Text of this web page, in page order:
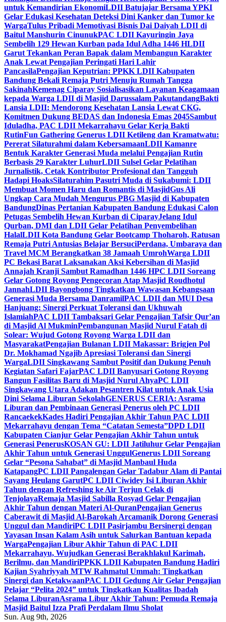
untuk Kemandirian EkonomiLDII Batujajar Bersama YPKI
Gelar Edukasi Kesehatan Deteksi Dini Kanker dan Tumor ke
WargaTulus Pribadi Memotivasi Bisnis Dai Daiyah LDII di
Baitul Manshurin CinunukPAC LDII Kayuringin Jaya
Sembelih 129 Hewan Kurban pada Idul Adha 1446 HLDII
Garut Tekankan Peran Bapak dalam Membangun Karakter
Anak Lewat Pengajian Peringati Hari Lahir
PancasilaPengajian Keputrian: PPKK LDII Kabupaten
Bandung Bekali Remaja Putri Menuju Rumah Tangga
SakinahKemenag Ciparay Sosialisasikan Layanan Keagamaan
kepada Warga LDII di Masjid Darussalam PakutandangBakti
Lansia LDII: Mendorong Kesehatan Lansia Lewat CKG,
Komitmen Dukung BEDAS dan Indonesia Emas 2045Sambut
Iduladha, PAC LDII Mekarrahayu Gelar Kerja Bakti
RutinFun Gathering Generus LDII Ketileng dan Kramatwatu:
Pererat Silaturahmi dalam KebersamaanLDII Kamanre
Bentuk Karakter Generasi Muda melalui Pengajian Rutin
Berbasis 29 Karakter LuhurLDII Sulsel Gelar Pelatihan
Jurnalistik, Cetak Kontributor Profesional dan Tangguh
Hadapi HoaksSilaturahim Pasutri Muda di Sukabumi: LDII
Membuat Momen Haru dan Romantis di MasjidGus Ali
Ungkap Cara Mudah Mengurus PBG Masjid di Kabupaten
BandungDinas Pertanian Kabupaten Bandung Edukasi Calon
Petugas Sembelih Hewan Kurban di CiparayJelang Idul
Qurban, DMI dan LDII Gelar Pelatihan Penyembelihan
HalalLDII Kota Bandung Gelar Bootcamp Thoharoh, Ratusan
Remaja Putri Antusias Belajar BersuciPerdana, Umbaraya dan
Travel MCM Berangkatkan 38 Jamaah UmrohWarga LDII
PC Bekasi Barat Laksanakan Aksi Kebersihan di Masjid
Annajah Kranji Sambut Ramadhan 1446 HPC LDII Soreang
Gelar Gotong Royong Pengecoran Atap Masjid Roudhotul
JannahLDII Bayongbong Tingkatkan Wawasan Kebangsaan
Generasi Muda Bersama DanramilPAC LDII dan MUI Desa
Hanjuang: Sinergi Perkuat Toleransi dan Ukhuwah
IslamiahPAC LDII Tambaksari Gelar Pengajian Tafsir Qur’an
di Masjid Al MukminPembangunan Masjid Nurul Fatah di
Solear: Wujud Gotong Royong Warga LDII dan
MasyarakatPengajian Bulanan LDII Makassar: Brigjen Pol
Dr. Mokhamad Ngajib Apresiasi Toleransi dan Sinergi
WargaLDII Singkawang Sambut Positif dan Dukung Penuh
Kegiatan Safari FajarPAC LDII Banyusari Gotong Royong
Bangun Fasilitas Baru di Masjid Nurul AhyaPC LDII
Singkawang Utara Adakan Pesantren Kilat untuk Anak Usia
Dini Selama Liburan SekolahGENERUS CERIA: Asrama
Liburan dan Pembinaan Generasi Penerus oleh PC LDII
RancaekekKades Hadiri Pengajian Akhir Tahun PAC LDII
Mekarrahayu dengan Tema “Catatan Semesta”DPD LDII
Kabupaten Cianjur Gelar Pengajian Akhir Tahun untuk
Generasi PenerusKOSAN GU: LDII Jatiluhur Gelar Pengajian
Akhir Tahun untuk Generasi UnggulGenerus LDII Soreang
Gelar “Pesona Sahabat” di Masjid Manbaul Huda
KatapangPC LDII Pangalengan Gelar Tadabur Alam di Pantai
Sayang Heulang GarutPC LDII Ciwidey Isi Liburan Akhir
Tahun dengan Refreshing ke Air Terjun Celak di
TenjolayaRemaja Masjid Sabilla Rosyad Gelar Pengajian
Akhir Tahun dengan Materi Al-QuranPengajian Generus
Caberawit di Masjid Al-Barokah Arcamanik Dorong Generasi
Unggul dan MandiriPC LDII Pasirjambu Bersinergi dengan
Yayasan Insan Kalam Asih untuk Salurkan Bantuan kepada
WargaPengajian Libur Akhir Tahun di PAC LDII
Mekarrahayu, Wujudkan Generasi Berakhlakul Karimah,
Berilmu, dan MandiriPPKK LDII Kabupaten Bandung Hadiri
Kajian Syahriyyah MTW Rahmatul Ummah: Tingkatkan
Sinergi dan KetakwaanPAC LDII Gedung Air Gelar Pengajian
Pelajar “Pelita 2024” untuk Tingkatkan Kualitas Ibadah
Selama LiburanAsrama Libur Akhir Tahun: Pemuda Remaja
Masjid Baitul Izza Prafi Perdalam Ilmu Sholat
Sun. Aug 9th, 2026